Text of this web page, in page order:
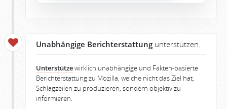
Unabhängige Berichterstattung unterstützen.
Unterstützewirklich unabhängige und Fakten-basierte
Berichterstattung zu Mozilla, welche nicht das Ziel hat,
Schlagzeilen zu produzieren, sondern objektiv zu
informieren.